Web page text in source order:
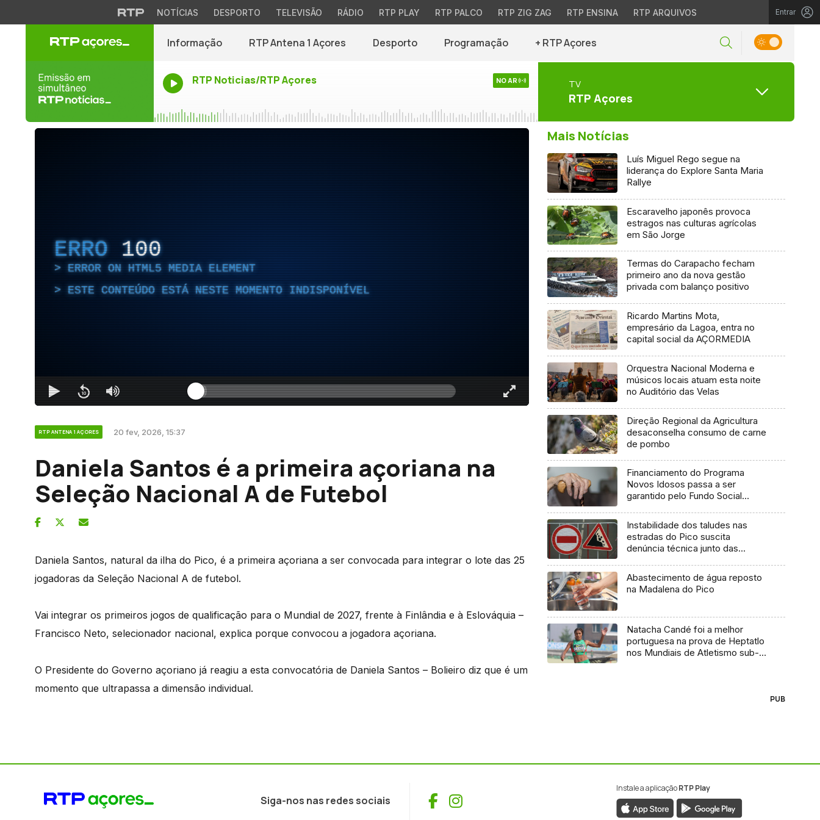
NOTÍCIAS DESPORTO TELEVISÃO RÁDIO RTP PLAY RTP PALCO RTP ZIG ZAG RTP ENSINA RTP ARQUIVOS Entrar
Informação RTP Antena 1 Açores Desporto Programação + RTP Açores
RTP Noticias/RTP Açores NO AR TV
RTP Açores
ERRO 100
ERROR ON HTML5 MEDIA ELEMENT
ESTE CONTEÚDO ESTÁ NESTE MOMENTO INDISPONÍVEL
RTP ANTENA 1 AÇORES 20 fev, 2026, 15:37
Daniela Santos é a primeira açoriana na
Seleção Nacional A de Futebol
Daniela Santos, natural da ilha do Pico, é a primeira açoriana a ser convocada para integrar o lote das 25
jogadoras da Seleção Nacional A de futebol.
Vai integrar os primeiros jogos de qualificação para o Mundial de 2027, frente à Finlândia e à Eslováquia –
Francisco Neto, selecionador nacional, explica porque convocou a jogadora açoriana.
O Presidente do Governo açoriano já reagiu a esta convocatória de Daniela Santos – Bolieiro diz que é um
momento que ultrapassa a dimensão individual.
Mais Notícias
Luís Miguel Rego segue na
liderança do Explore Santa Maria
Rallye
Escaravelho japonês provoca
estragos nas culturas agrícolas
em São Jorge
Termas do Carapacho fecham
primeiro ano da nova gestão
privada com balanço positivo
Ricardo Martins Mota,
empresário da Lagoa, entra no
capital social da AÇORMEDIA
Orquestra Nacional Moderna e
músicos locais atuam esta noite
no Auditório das Velas
Direção Regional da Agricultura
desaconselha consumo de carne
de pombo
Financiamento do Programa
Novos Idosos passa a ser
garantido pelo Fundo Social
Instabilidade dos taludes nas
estradas do Pico suscita
denúncia técnica junto das
Abastecimento de água reposto
na Madalena do Pico
Natacha Candé foi a melhor
portuguesa na prova de Heptatlo
nos Mundiais de Atletismo sub-
PUB
Siga-nos nas redes sociais Facebook
Instagram
Instale a aplicaçãoRTP Play